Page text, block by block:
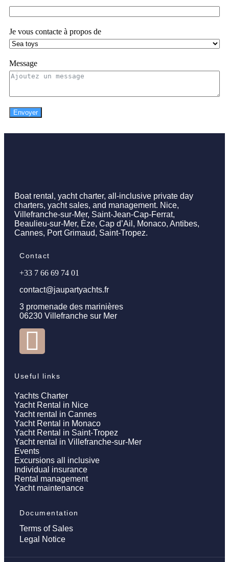
Je vous contacte à propos de
Message
Envoyer
Boat rental, yacht charter, all-inclusive private day
charters, yacht sales, and management. Nice,
Villefranche-sur-Mer, Saint-Jean-Cap-Ferrat,
Beaulieu-sur-Mer, Èze, Cap d’Ail, Monaco, Antibes,
Cannes, Port Grimaud, Saint-Tropez.
Contact
+33 7 66 69 74 01
contact@jaupartyachts.fr
3 promenade des marinières
06230 Villefranche sur Mer
Useful links
Yachts Charter
Yacht Rental in Nice
Yacht rental in Cannes
Yacht Rental in Monaco
Yacht Rental in Saint-Tropez
Yacht rental in Villefranche-sur-Mer
Events
Excursions all inclusive
Individual insurance
Rental management
Yacht maintenance
Documentation
Terms of Sales
Legal Notice